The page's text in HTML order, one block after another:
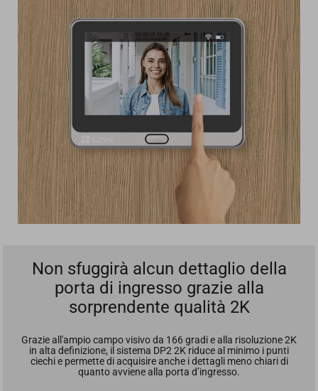
Non sfuggirà alcun dettaglio della
porta di ingresso grazie alla
sorprendente qualità 2K
Grazie all'ampio campo visivo da 166 gradi e alla risoluzione 2K
in alta definizione, il sistema DP2 2K riduce al minimo i punti
ciechi e permette di acquisire anche i dettagli meno chiari di
quanto avviene alla porta d’ingresso.